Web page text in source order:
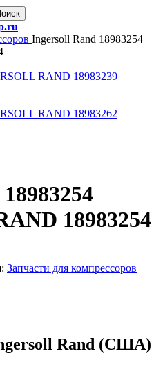
Ingersoll Rand 18983254
RAND 18983239
RAND 18983262
18983254
Запчасти для компрессоров
Rand (США)